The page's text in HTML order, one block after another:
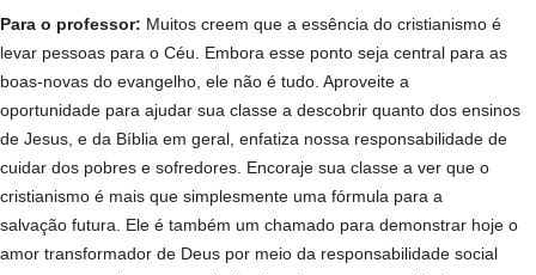
Para o professor: Muitos creem que a essência do cristianismo é
levar pessoas para o Céu. Embora esse ponto seja central para as
boas-novas do evangelho, ele não é tudo. Aproveite a
oportunidade para ajudar sua classe a descobrir quanto dos ensinos
de Jesus, e da Bíblia em geral, enfatiza nossa responsabilidade de
cuidar dos pobres e sofredores. Encoraje sua classe a ver que o
cristianismo é mais que simplesmente uma fórmula para a
salvação futura. Ele é também um chamado para demonstrar hoje o
amor transformador de Deus por meio da responsabilidade social